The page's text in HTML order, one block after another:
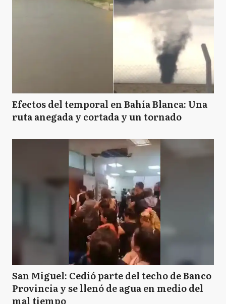
Efectos del temporal en Bahía Blanca: Una
ruta anegada y cortada y un tornado
San Miguel: Cedió parte del techo de Banco
Provincia y se llenó de agua en medio del
mal tiempo